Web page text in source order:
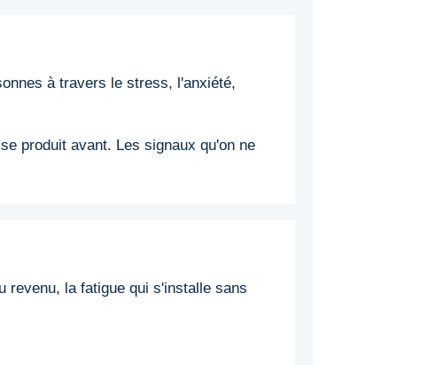
à travers le stress, l'anxiété,
produit avant. Les signaux qu'on ne
revenu, la fatigue qui s'installe sans